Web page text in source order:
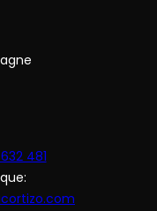
481